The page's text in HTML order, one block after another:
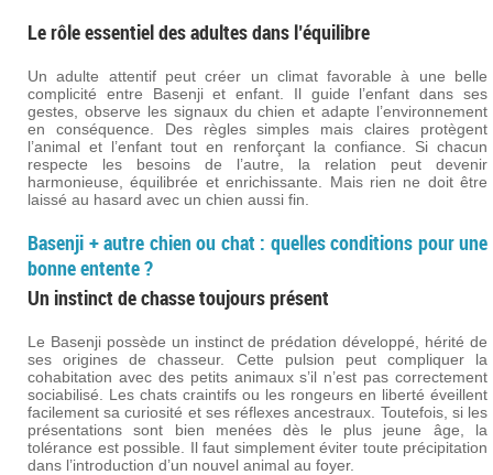
Le rôle essentiel des adultes dans l’équilibre
Un adulte attentif peut créer un climat favorable à une belle
complicité entre Basenji et enfant. Il guide l’enfant dans ses
gestes, observe les signaux du chien et adapte l’environnement
en conséquence. Des règles simples mais claires protègent
l’animal et l’enfant tout en renforçant la confiance. Si chacun
respecte les besoins de l’autre, la relation peut devenir
harmonieuse, équilibrée et enrichissante. Mais rien ne doit être
laissé au hasard avec un chien aussi fin.
Basenji + autre chien ou chat : quelles conditions pour une
bonne entente ?
Un instinct de chasse toujours présent
Le Basenji possède un instinct de prédation développé, hérité de
ses origines de chasseur. Cette pulsion peut compliquer la
cohabitation avec des petits animaux s’il n’est pas correctement
sociabilisé. Les chats craintifs ou les rongeurs en liberté éveillent
facilement sa curiosité et ses réflexes ancestraux. Toutefois, si les
présentations sont bien menées dès le plus jeune âge, la
tolérance est possible. Il faut simplement éviter toute précipitation
dans l’introduction d’un nouvel animal au foyer.